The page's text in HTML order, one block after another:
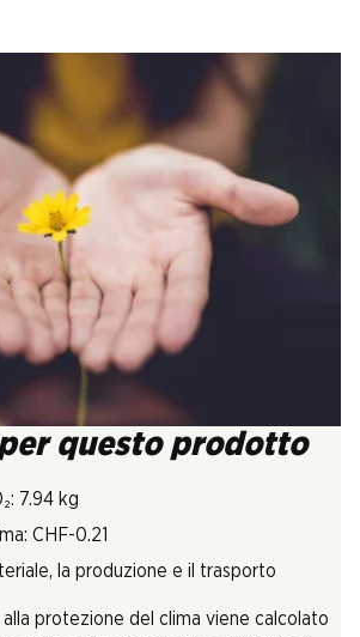
per questo prodotto
7.94 kg
CHF-0.21
la produzione e il trasporto
alla protezione del clima viene calcolato